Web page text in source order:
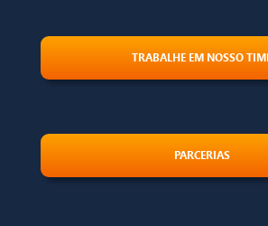
TRABALHE EM NOSSO
PARCERIAS